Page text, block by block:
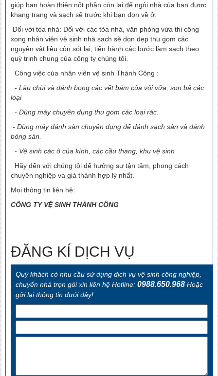
giúp bạn hoàn thiện nốt phần còn lại để ngôi nhà của bạn được
khang trang và sạch sẽ trước khi bạn dọn về ở.
Đối với tòa nhà: Đối với các tòa nhà, văn phòng vừa thi công
xong nhân viên vệ sinh nhà sạch sẽ dọn dẹp thu gom các
nguyên vật liệu còn sót lại, tiến hành các bước làm sạch theo
quỳ trinh chung của công ty chúng tôi.
Công việc của nhân viên vệ sinh Thành Công :
- Làu chùi và đánh bong các vết bám của vôi vữa, sơn bả các
loại
- Dùng máy chuyên dụng thu gom các loại rác.
- Dùng máy đánh sàn chuyên dụng để đánh sạch sàn và đánh
bóng sàn.
- Vệ sinh các ô của kính, các cầu thang, khu vệ sinh
Hãy đển với chúng tôi để hưởng sự tận tâm, phong cách
chuyên nghiệp va giá thành hợp lý nhất.
Mọi thông tin liên hệ:
CÔNG TY VỆ SINH THÀNH CÔNG
ĐĂNG KÍ DỊCH VỤ
Quý khách có nhu cầu sử dụng dịch vụ vệ sinh công nghiệp,
chuyển nhà trọn gói xin liên hệ Hotline: 0988.650.968Hoặc
gửi lại thông tin dưới đây!